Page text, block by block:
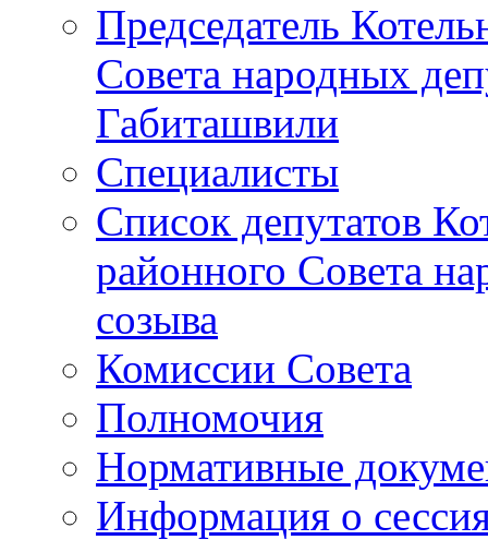
Председатель
Совета народных
Габиташвили
Специалисты
Список депутатов
районного Совета
созыва
Комиссии Совета
Полномочия
Нормативные
Информация о